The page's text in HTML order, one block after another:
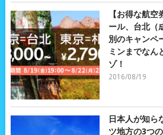
【お得な航
ール、台北（
別のキャンペ
ミンまでなん
ゾ！
2016/08/19
日本人が知ら
ツ地方の3つ